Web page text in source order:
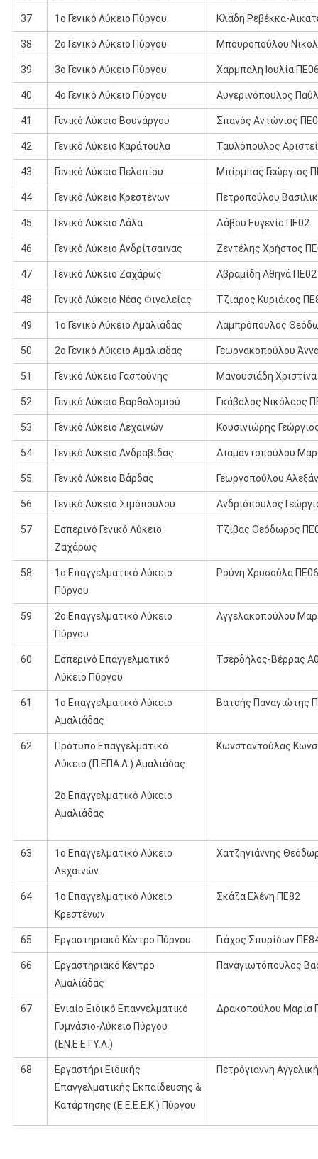
37 1ο Γενικό Λύκειο Πύργου Κλάδη Ρεβέκκα-
38 2ο Γενικό Λύκειο Πύργου Μπουροπούλου
39 3ο Γενικό Λύκειο Πύργου Χάρμπαλη Ιουλία
40 4o Γενικό Λύκειο Πύργου Αυγερινόπουλος
41 Γενικό Λύκειο Βουνάργου Σπανός Αντώνιος
42 Γενικό Λύκειο Καράτουλα Ταυλόπουλος
43 Γενικό Λύκειο Πελοπίου Μπίρμπας Γεώργιος
44 Γενικό Λύκειο Κρεστένων Πετροπούλου
45 Γενικό Λύκειο Λάλα Δάβου Ευγενία ΠΕ02
46 Γενικό Λύκειο Ανδρίτσαινας Ζεντέλης Χρήστος
47 Γενικό Λύκειο Ζαχάρως Αβραμίδη Αθηνά ΠΕ02
48 Γενικό Λύκειο Νέας Φιγαλείας Τζιάρος Κυριάκος
49 1ο Γενικό Λύκειο Αμαλιάδας Λαμπρόπουλος
50 2ο Γενικό Λύκειο Αμαλιάδας Γεωργακοπούλου
51 Γενικό Λύκειο Γαστούνης Μανουσιάδη
52 Γενικό Λύκειο Βαρθολομιού Γκάβαλος Νικόλαος
53 Γενικό Λύκειο Λεχαινών Κουσινιώρης
54 Γενικό Λύκειο Ανδραβίδας Διαμαντοπούλου
55 Γενικό Λύκειο Βάρδας Γεωργοπούλου
56 Γενικό Λύκειο Σιμόπουλου Ανδριόπουλος
57
Εσπερινό Γενικό Λύκειο
Ζαχάρως
Τζίβας Θεόδωρος
58
1ο Επαγγελματικό Λύκειο
Πύργου
Ρούνη Χρυσούλα ΠΕ06
59
2ο Επαγγελματικό Λύκειο
Πύργου
Αγγελακοπούλου
60
Εσπερινό Επαγγελματικό
Λύκειο Πύργου
Τσερδήλος-Βέρρας
61
1ο Επαγγελματικό Λύκειο
Αμαλιάδας
Βατσής Παναγιώτης
62
Πρότυπο Επαγγελματικό
Λύκειο (Π.ΕΠΑ.Λ.) Αμαλιάδας
2ο Επαγγελματικό Λύκειο
Αμαλιάδας
Κωνσταντούλας
63
1ο Επαγγελματικό Λύκειο
Λεχαινών
Χατζηγιάννης
64
1ο Επαγγελματικό Λύκειο
Κρεστένων
Σκάζα Ελένη ΠΕ82
65 Εργαστηριακό Κέντρο Πύργου Γιάχος Σπυρίδων
66
Εργαστηριακό Κέντρο
Αμαλιάδας
Παναγιωτόπουλος
67
Ενιαίο Ειδικό Επαγγελματικό
Γυμνάσιο-Λύκειο Πύργου
(ΕΝ.Ε.Ε.ΓΥ.Λ.)
Δρακοπούλου Μαρία
68
Εργαστήρι Ειδικής
Επαγγελματικής Εκπαίδευσης &
Κατάρτησης (Ε.Ε.Ε.Ε.Κ.) Πύργου
Πετρόγιαννη